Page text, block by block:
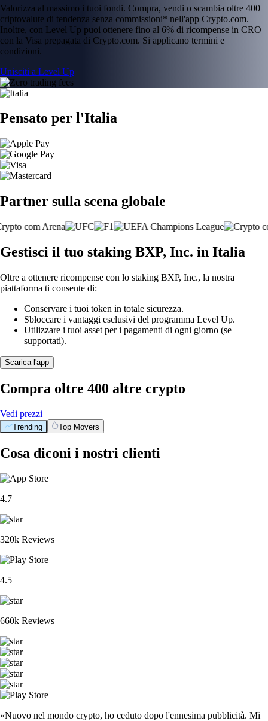
Valorizza al massimo i tuoi fondi. Compra, vendi o scambia oltre 400
criptovalute di tendenza senza commissioni* nell'app Crypto.com.
Inoltre, con Level Up puoi ottenere fino al 6% di ricompense in CRO
con la Visa prepagata di Crypto.com. Si applicano termini e
condizioni.
Unisciti a Level Up
Pensato per l'Italia
Partner sulla scena globale
Gestisci il tuo staking BXP, Inc. in Italia
Oltre a ottenere ricompense con lo staking BXP, Inc., la nostra
piattaforma ti consente di:
Conservare i tuoi token in totale sicurezza.
Sbloccare i vantaggi esclusivi del programma Level Up.
Utilizzare i tuoi asset per i pagamenti di ogni giorno (se
supportati).
Scarica l'app
Compra oltre 400 altre crypto
Vedi prezzi
Trending Top Movers
Cosa diconi i nostri clienti
4.7
320k Reviews
4.5
660k Reviews
«Nuovo nel mondo crypto, ho ceduto dopo l'ennesima pubblicità. Mi